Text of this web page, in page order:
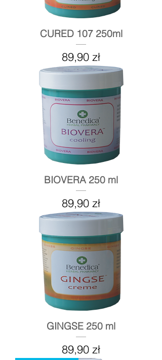
CURED 107 250ml
Cena
89,90 zł
BIOVERA 250 ml
Cena
89,90 zł
GINGSE 250 ml
Cena
89,90 zł